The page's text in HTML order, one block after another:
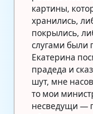
картины,
хранились,
покрылись,
слугами
Екатерина
прадеда и
шут, мне
то мои
несведущи —